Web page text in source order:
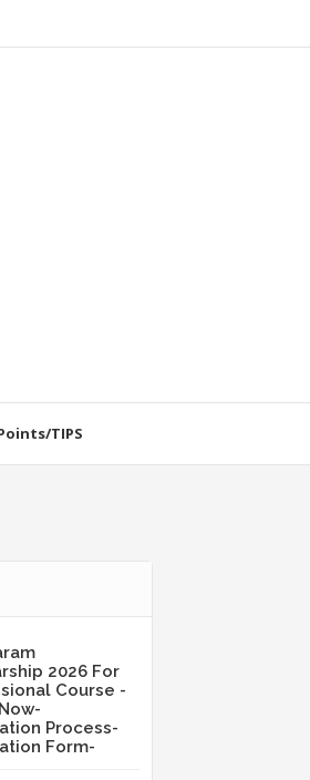
TIPS
2026 For
Course -
Process-
Form-